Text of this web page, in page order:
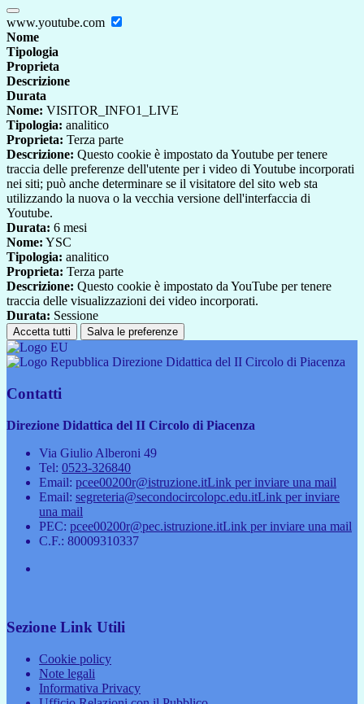
www.youtube.com
Nome
Tipologia
Proprieta
Descrizione
Durata
Nome: VISITOR_INFO1_LIVE
Tipologia: analitico
Proprieta: Terza parte
Descrizione: Questo cookie è impostato da Youtube per tenere
traccia delle preferenze dell'utente per i video di Youtube incorporati
nei siti; può anche determinare se il visitatore del sito web sta
utilizzando la nuova o la vecchia versione dell'interfaccia di
Youtube.
Durata: 6 mesi
Nome: YSC
Tipologia: analitico
Proprieta: Terza parte
Descrizione: Questo cookie è impostato da YouTube per tenere
traccia delle visualizzazioni dei video incorporati.
Durata: Sessione
Accetta tutti Salva le preferenze
Direzione Didattica del II Circolo di Piacenza
Contatti
Direzione Didattica del II Circolo di Piacenza
Via Giulio Alberoni 49
Tel: 0523-326840
Email: pcee00200r@istruzione.itLink per inviare una mail
Email: segreteria@secondocircolopc.edu.itLink per inviare
una mail
PEC: pcee00200r@pec.istruzione.itLink per inviare una mail
C.F.: 80009310337
Sezione Link Utili
Cookie policy
Note legali
Informativa Privacy